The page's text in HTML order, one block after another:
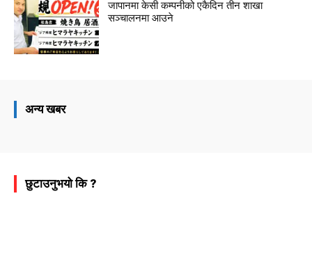
जापानमा केसी कम्पनीको एकैदिन तीन शाखा
सञ्चालनमा आउने
अन्य खबर
छुटाउनुभयो कि ?